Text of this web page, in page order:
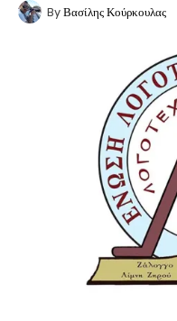
By Βασίλης Κούρκουλας